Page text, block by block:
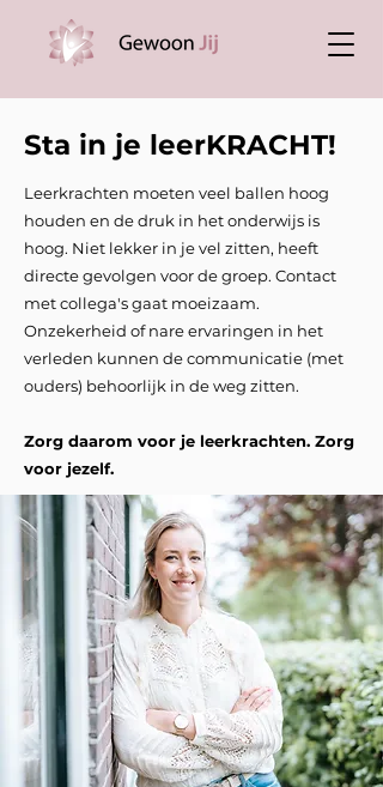
Sta in je leerKRACHT!
Leerkrachten moeten veel ballen hoog
houden en de druk in het onderwijs is
hoog. Niet lekker in je vel zitten, heeft
directe gevolgen voor de groep. Contact
met collega's gaat moeizaam.
Onzekerheid of nare ervaringen in het
verleden kunnen de communicatie (met
ouders) behoorlijk in de weg zitten.
Zorg daarom voor je leerkrachten. Zorg
voor jezelf.